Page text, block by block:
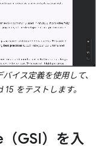
イス定義を使用して、
をテストします。
GSI）を入